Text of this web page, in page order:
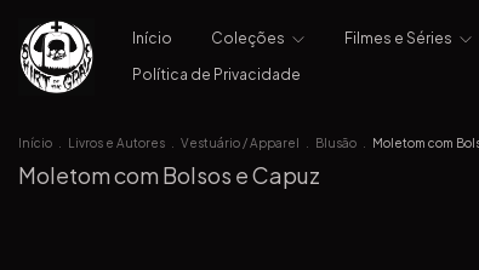
Início Coleções Filmes e Séries
Política de Privacidade
Início Livros e Autores Vestuário / Apparel Blusão Moletom com
Moletom com Bolsos e Capuz